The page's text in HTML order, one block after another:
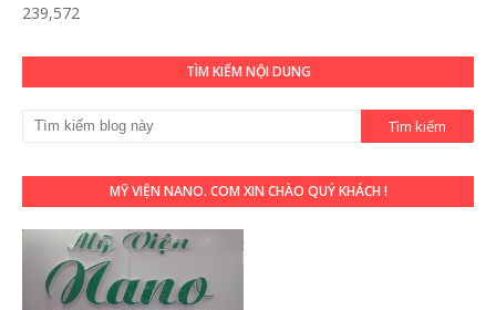
239,572
TÌM KIẾM NỘI DUNG
MỸ VIỆN NANO. COM XIN CHÀO QUÝ KHÁCH !